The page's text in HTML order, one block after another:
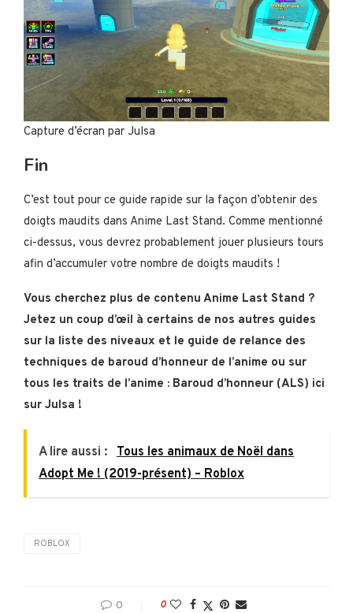
Capture d’écran par Julsa
Fin
C’est tout pour ce guide rapide sur la façon d’obtenir des
doigts maudits dans Anime Last Stand. Comme mentionné
ci-dessus, vous devrez probablement jouer plusieurs tours
afin d’accumuler votre nombre de doigts maudits !
Vous cherchez plus de contenu Anime Last Stand ?
Jetez un coup d’œil à certains de nos autres guides
sur la liste des niveaux et le guide de relance des
techniques de baroud d’honneur de l’anime ou sur
tous les traits de l’anime : Baroud d’honneur (ALS) ici
sur Julsa !
A lire aussi :
Tous les animaux de Noël dans
Adopt Me ! (2019-présent) – Roblox
ROBLOX
0 0